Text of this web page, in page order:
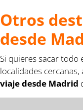
Otros
desde
Si quieres sacar todo
localidades
viaje desde Madrid